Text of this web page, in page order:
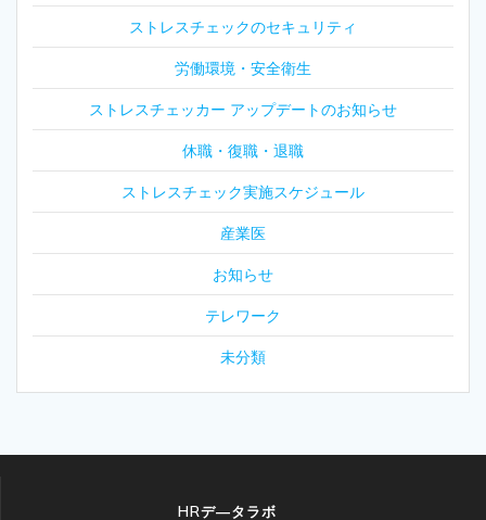
ストレスチェックのセキュリティ
労働環境・安全衛生
ストレスチェッカー アップデートのお知らせ
休職・復職・退職
ストレスチェック実施スケジュール
産業医
お知らせ
テレワーク
未分類
HRデ―タラボ